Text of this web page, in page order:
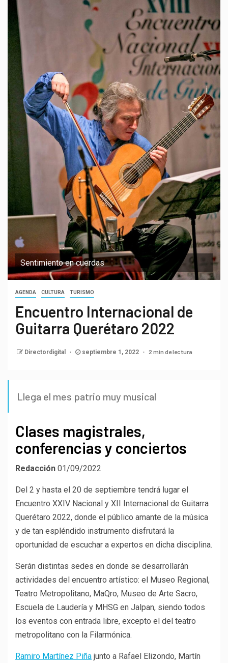
Sentimiento en cuerdas
AGENDA CULTURA TURISMO
Encuentro Internacional de
Guitarra Querétaro 2022
Directordigital septiembre 1, 2022 2 min de lectura
Llega el mes patrio muy musical
Clases magistrales,
conferencias y conciertos
Redacción 01/09/2022
Del 2 y hasta el 20 de septiembre tendrá lugar el
Encuentro XXIV Nacional y XII Internacional de Guitarra
Querétaro 2022, donde el público amante de la música
y de tan espléndido instrumento disfrutará la
oportunidad de escuchar a expertos en dicha disciplina.
Serán distintas sedes en donde se desarrollarán
actividades del encuentro artístico: el Museo Regional,
Teatro Metropolitano, MaQro, Museo de Arte Sacro,
Escuela de Laudería y MHSG en Jalpan, siendo todos
los eventos con entrada libre, excepto el del teatro
metropolitano con la Filarmónica.
Ramiro Martínez Piña junto a Rafael Elizondo, Martín